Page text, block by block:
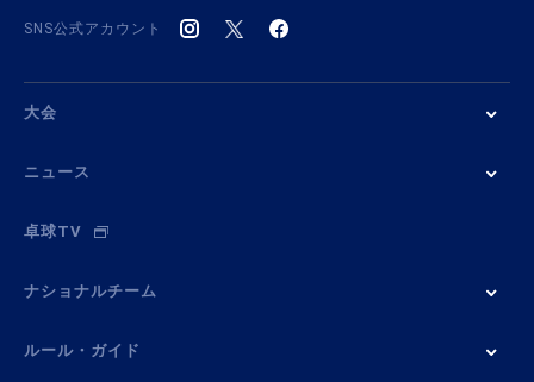
SNS公式アカウント
大会
ニュース
卓球TV
ナショナルチーム
ルール・ガイド